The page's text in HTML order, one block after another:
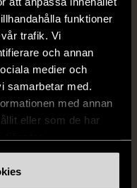
funktioner
trafik. Vi
och annan
medier och
samarbetar med.
med annan
eller som de har
1/5
kr